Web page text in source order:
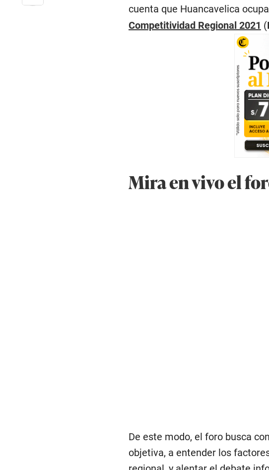
cuenta que Huancavelica
Competitividad Regional 2021 (
Mira en vivo el
De este modo, el foro busca
objetiva, a entender los